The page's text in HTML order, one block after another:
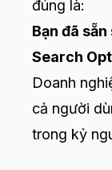
đúng là:
Bạn đã
Search
Doanh
cả người
trong kỷ